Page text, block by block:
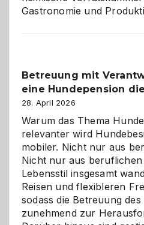
Gastronomie und
Betreuung mit
eine Hundepension
28. April 2026
Warum das Thema
relevanter wird
mobiler. Nicht nur aus
Nicht nur aus
Lebensstil insgesamt
Reisen und flexibleren
sodass die Betreuung
zunehmend zur